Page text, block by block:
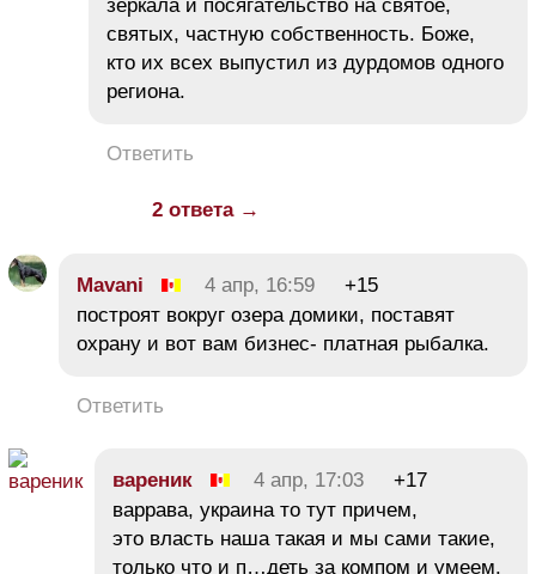
зеркала и посягательство на святое,
святых, частную собственность. Боже,
кто их всех выпустил из дурдомов одного
региона.
Ответить
2 ответа →
Mavani 4 апр, 16:59
+15
построят вокруг озера домики, поставят
охрану и вот вам бизнес- платная рыбалка.
Ответить
вареник 4 апр, 17:03
+17
варрава, украина то тут причем,
это власть наша такая и мы сами такие,
только что и п…деть за компом и умеем.